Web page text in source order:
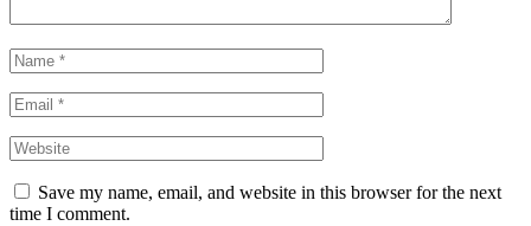
Save my name, email, and website in this browser for the next
time I comment.